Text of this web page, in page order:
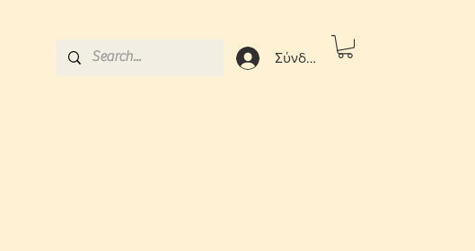
Σύνδεση